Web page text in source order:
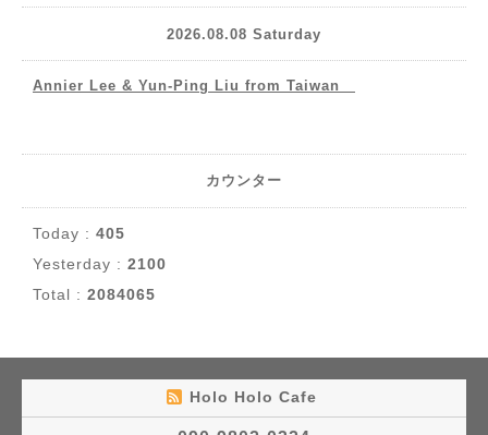
2026.08.08 Saturday
Annier Lee & Yun-Ping Liu from Taiwan
カウンター
Today : 405
Yesterday : 2100
Total : 2084065
Holo Holo Cafe